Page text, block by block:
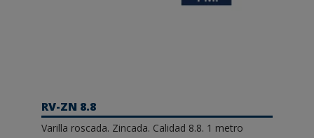
RV-ZN 8.8
Varilla roscada. Zincada. Calidad 8.8. 1 metro